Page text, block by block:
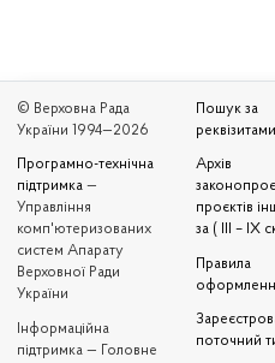
© Верховна Рада
України 1994—2026
Програмно-технічна
підтримка —
Управління
комп'ютеризованих
систем Апарату
Верховної Ради
України
Iнформаційна
підтримка — Головне
Пошук за
реквізитами
Архів
проєктів
за ( III – IX
Правила
поточний